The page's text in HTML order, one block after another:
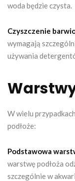
woda będzie czysta.
Czyszczenie
wymagają
używania
W wielu
podłoże:
Podstawowa
warstwę podłoża
szczególnie w